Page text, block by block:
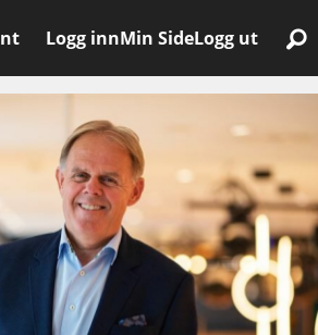
Logg innMin SideLogg ut